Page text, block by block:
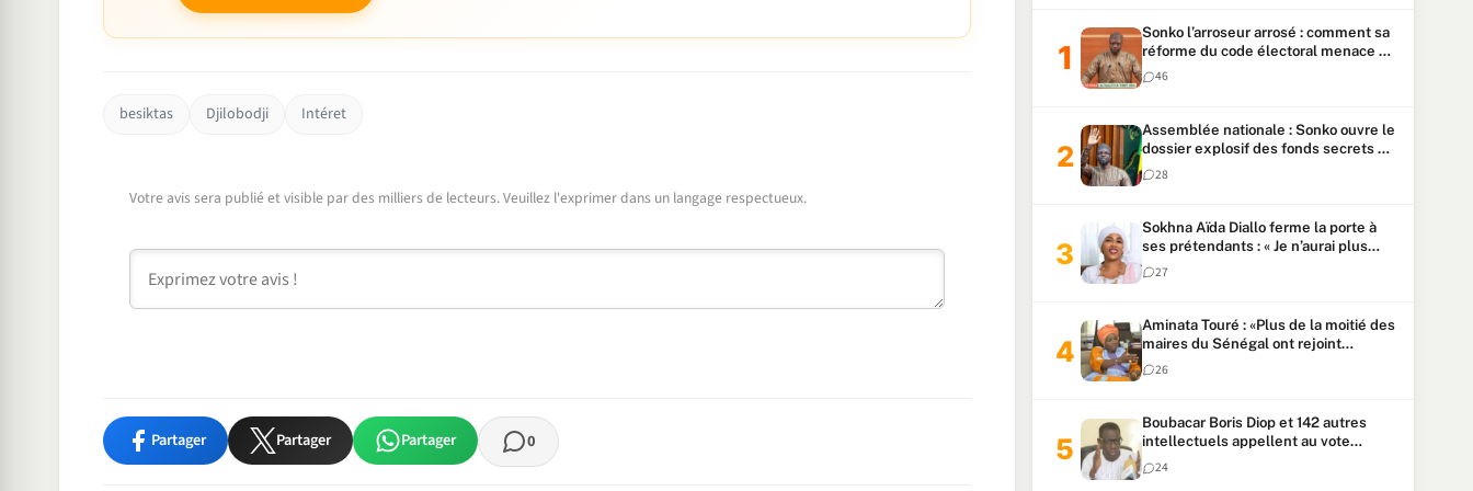
besiktas Djilobodji Intéret
Votre avis sera publié et visible par des milliers de lecteurs. Veuillez l'exprimer dans un langage respectueux.
Commentaire
Partager Partager Partager 0
Sonko l’arroseur arrosé : comment sa
réforme du code électoral menace sa
candidature
46
Assemblée nationale : Sonko ouvre le
dossier explosif des fonds secrets et
du patrimoine présidentiel
28
Sokhna Aïda Diallo ferme la porte à
ses prétendants : « Je n’aurai plus
jamais un autre mari »
27
Aminata Touré : «Plus de la moitié des
maires du Sénégal ont rejoint
Kiiraay»
26
Boubacar Boris Diop et 142 autres
intellectuels appellent au vote
urgent de la révision
constitutionnelle
24